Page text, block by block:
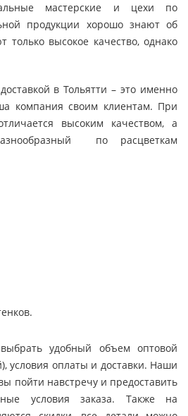
мастерские и цехи по
продукции хорошо знают об
только высокое качество, однако
в Тольятти – это именно
компания своим клиентам. При
высоким качеством, а
по расцветкам
удобный объем оптовой
условия оплаты и доставки. Наши
пойти навстречу и предоставить
условия заказа. Также на